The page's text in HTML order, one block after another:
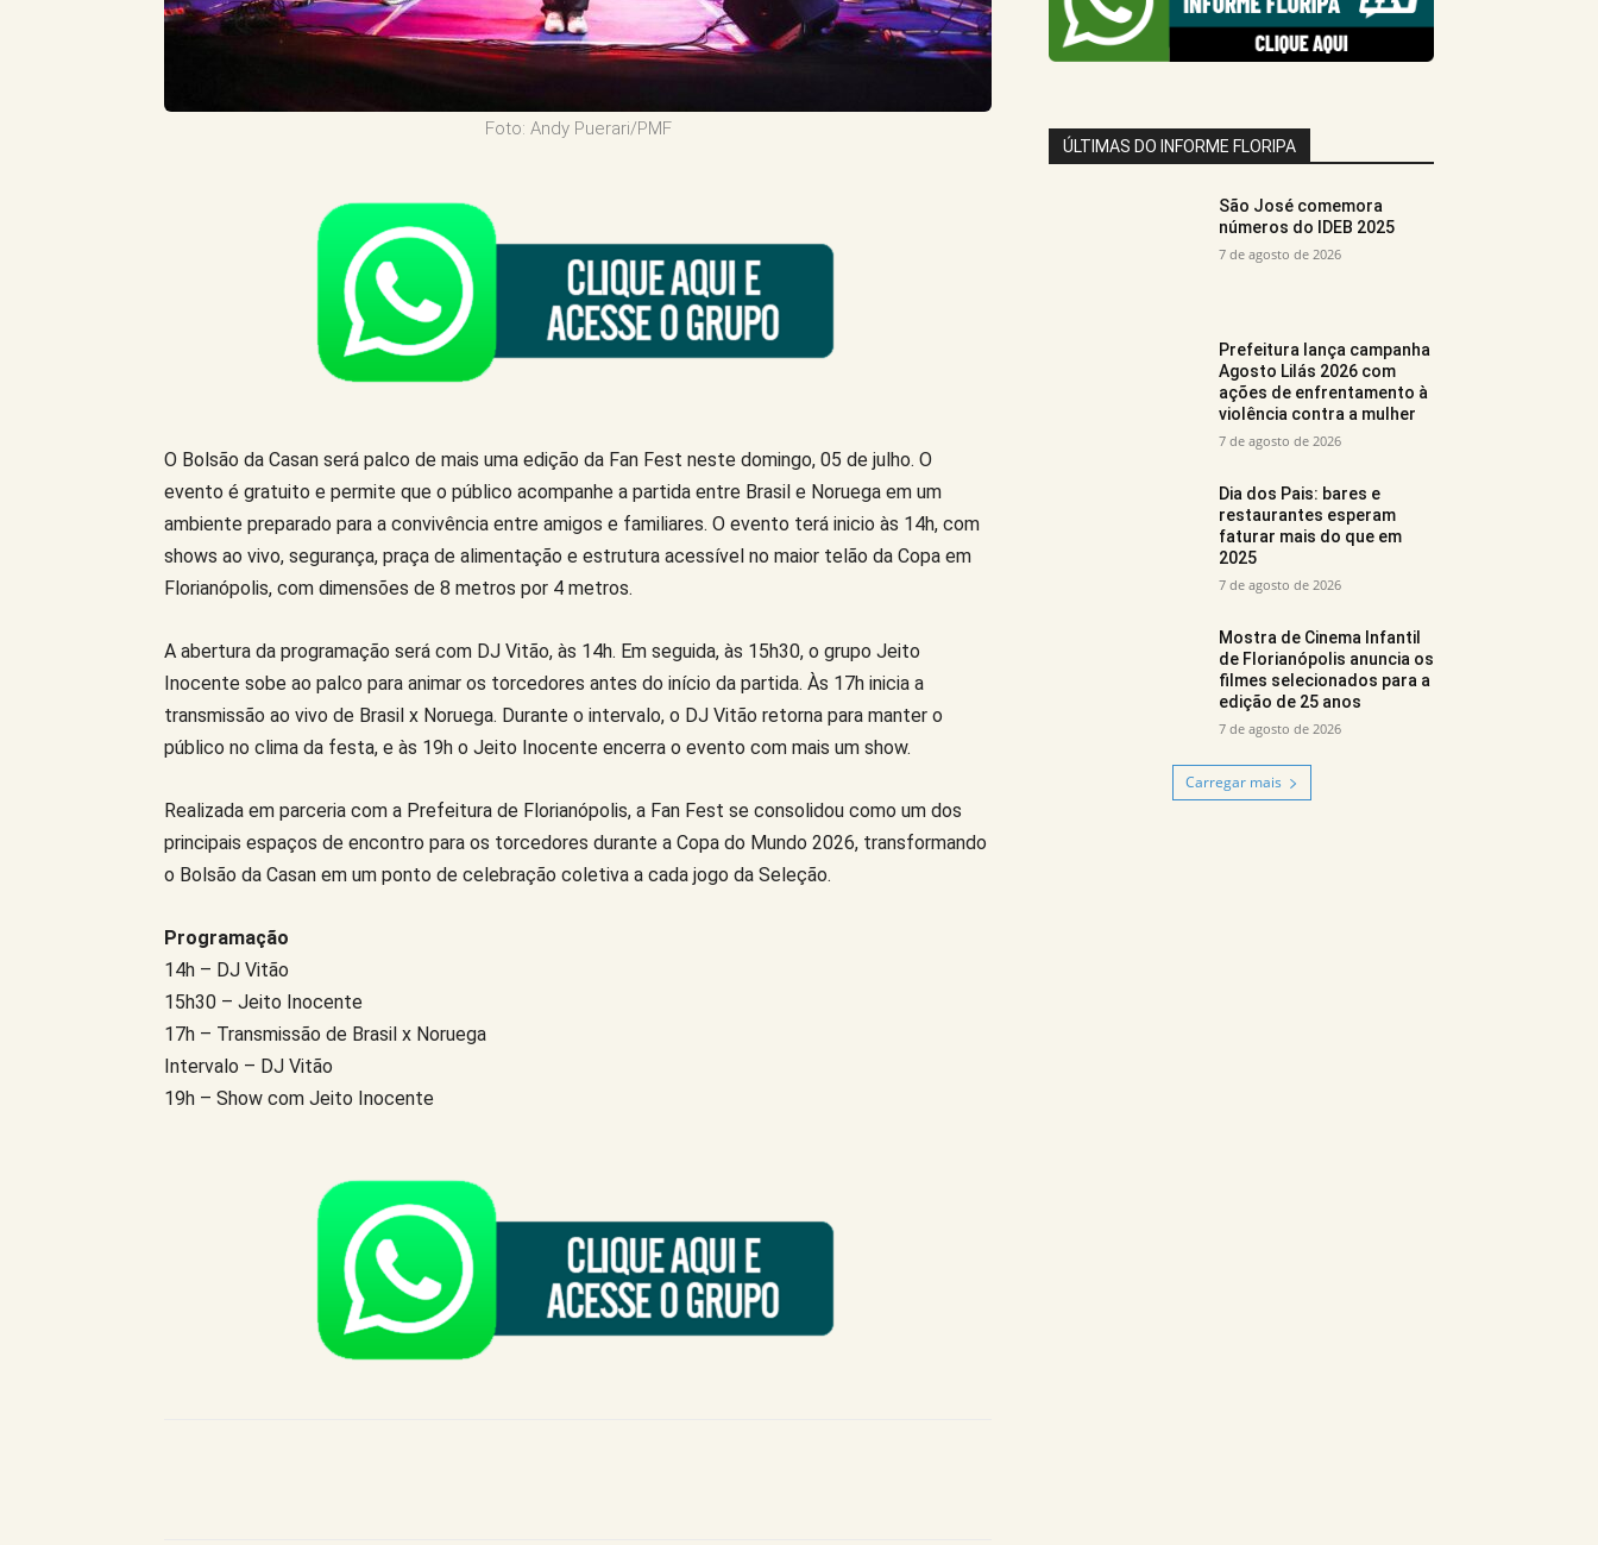
Foto: Andy Puerari/PMF
O Bolsão da Casan será palco de mais uma edição da Fan Fest neste domingo, 05 de julho. O
evento é gratuito e permite que o público acompanhe a partida entre Brasil e Noruega em um
ambiente preparado para a convivência entre amigos e familiares. O evento terá inicio às 14h, com
shows ao vivo, segurança, praça de alimentação e estrutura acessível no maior telão da Copa em
Florianópolis, com dimensões de 8 metros por 4 metros.
A abertura da programação será com DJ Vitão, às 14h. Em seguida, às 15h30, o grupo Jeito
Inocente sobe ao palco para animar os torcedores antes do início da partida. Às 17h inicia a
transmissão ao vivo de Brasil x Noruega. Durante o intervalo, o DJ Vitão retorna para manter o
público no clima da festa, e às 19h o Jeito Inocente encerra o evento com mais um show.
Realizada em parceria com a Prefeitura de Florianópolis, a Fan Fest se consolidou como um dos
principais espaços de encontro para os torcedores durante a Copa do Mundo 2026, transformando
o Bolsão da Casan em um ponto de celebração coletiva a cada jogo da Seleção.
Programação
14h – DJ Vitão
15h30 – Jeito Inocente
17h – Transmissão de Brasil x Noruega
Intervalo – DJ Vitão
19h – Show com Jeito Inocente
ÚLTIMAS DO INFORME FLORIPA
São José comemora
números do IDEB 2025
7 de agosto de 2026
Prefeitura lança campanha
Agosto Lilás 2026 com
ações de enfrentamento à
violência contra a mulher
7 de agosto de 2026
Dia dos Pais: bares e
restaurantes esperam
faturar mais do que em
2025
7 de agosto de 2026
Mostra de Cinema Infantil
de Florianópolis anuncia os
filmes selecionados para a
edição de 25 anos
7 de agosto de 2026
Carregar mais